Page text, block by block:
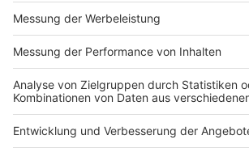
Was tun, wenn es zu spät ist?
Anzeige